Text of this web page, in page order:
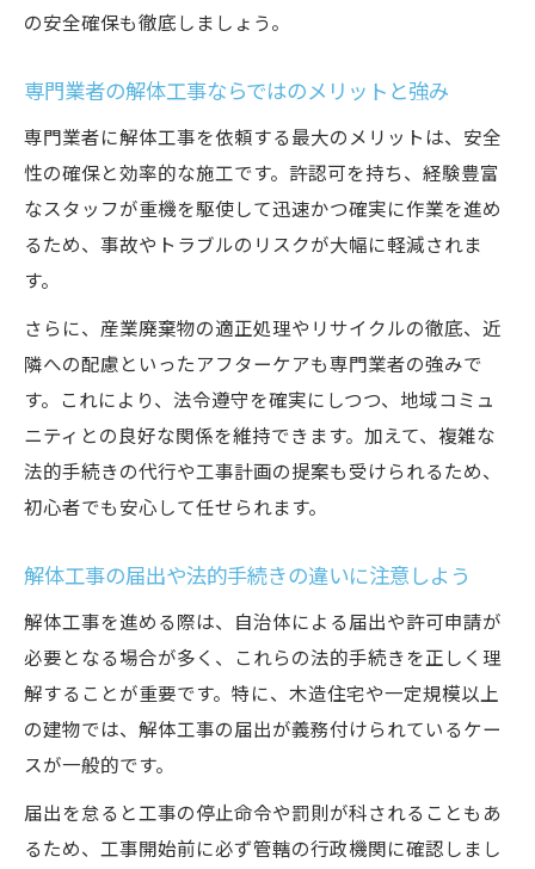
の安全確保も徹底しましょう。
専門業者の解体工事ならではのメリットと強み
専門業者に解体工事を依頼する最大のメリットは、安全
性の確保と効率的な施工です。許認可を持ち、経験豊富
なスタッフが重機を駆使して迅速かつ確実に作業を進め
るため、事故やトラブルのリスクが大幅に軽減されま
す。
さらに、産業廃棄物の適正処理やリサイクルの徹底、近
隣への配慮といったアフターケアも専門業者の強みで
す。これにより、法令遵守を確実にしつつ、地域コミュ
ニティとの良好な関係を維持できます。加えて、複雑な
法的手続きの代行や工事計画の提案も受けられるため、
初心者でも安心して任せられます。
解体工事の届出や法的手続きの違いに注意しよう
解体工事を進める際は、自治体による届出や許可申請が
必要となる場合が多く、これらの法的手続きを正しく理
解することが重要です。特に、木造住宅や一定規模以上
の建物では、解体工事の届出が義務付けられているケー
スが一般的です。
届出を怠ると工事の停止命令や罰則が科されることもあ
るため、工事開始前に必ず管轄の行政機関に確認しまし